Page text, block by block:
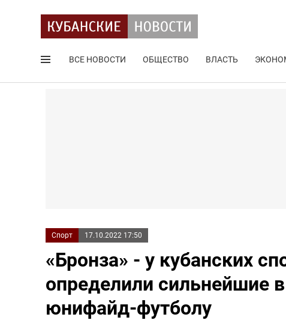
ВСЕ НОВОСТИ ОБЩЕСТВО ВЛАСТЬ
Спорт 17.10.2022 17:50
«Бронза» - у кубанских
определили сильнейшие
юнифайд-футболу